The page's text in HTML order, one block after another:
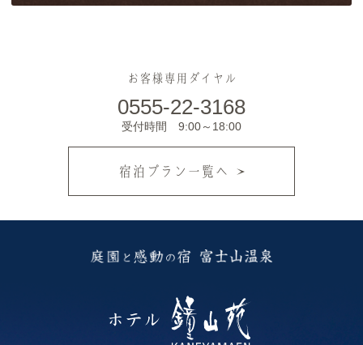
お客様専用ダイヤル
0555-22-3168
受付時間 9:00～18:00
宿泊プラン一覧へ